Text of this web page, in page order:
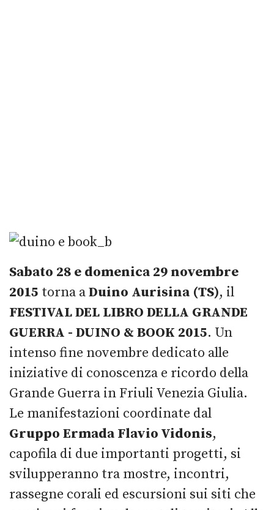
Sabato 28 e domenica 29 novembre
2015 torna aDuino Aurisina (TS), il
FESTIVAL DEL LIBRO DELLA GRANDE
GUERRA - DUINO & BOOK 2015. Un
intenso fine novembre dedicato alle
iniziative di conoscenza e ricordo della
Grande Guerra in Friuli Venezia Giulia.
Le manifestazioni coordinate dal
Gruppo Ermada Flavio Vidonis,
capofila di due importanti progetti, si
svilupperanno tra mostre, incontri,
rassegne corali ed escursioni sui siti che